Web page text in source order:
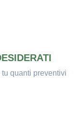
quanti preventivi